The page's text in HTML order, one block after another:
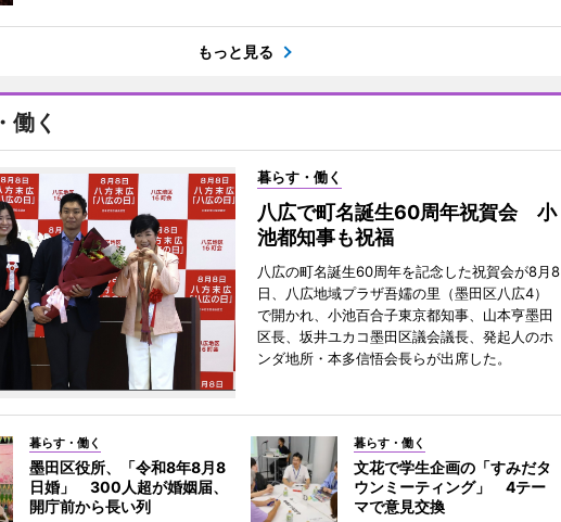
もっと見る
働く
暮らす・働く
八広で町名誕生60周年祝賀会 小
池都知事も祝福
八広の町名誕生60周年を記念した祝賀会が8月8
日、八広地域プラザ吾嬬の里（墨田区八広4）
で開かれ、小池百合子東京都知事、山本亨墨田
区長、坂井ユカコ墨田区議会議長、発起人のホ
ンダ地所・本多信悟会長らが出席した。
暮らす・働く
墨田区役所、「令和8年8月8
日婚」 300人超が婚姻届、
開庁前から長い列
暮らす・働く
文花で学生企画の「すみだタ
ウンミーティング」 4テー
マで意見交換